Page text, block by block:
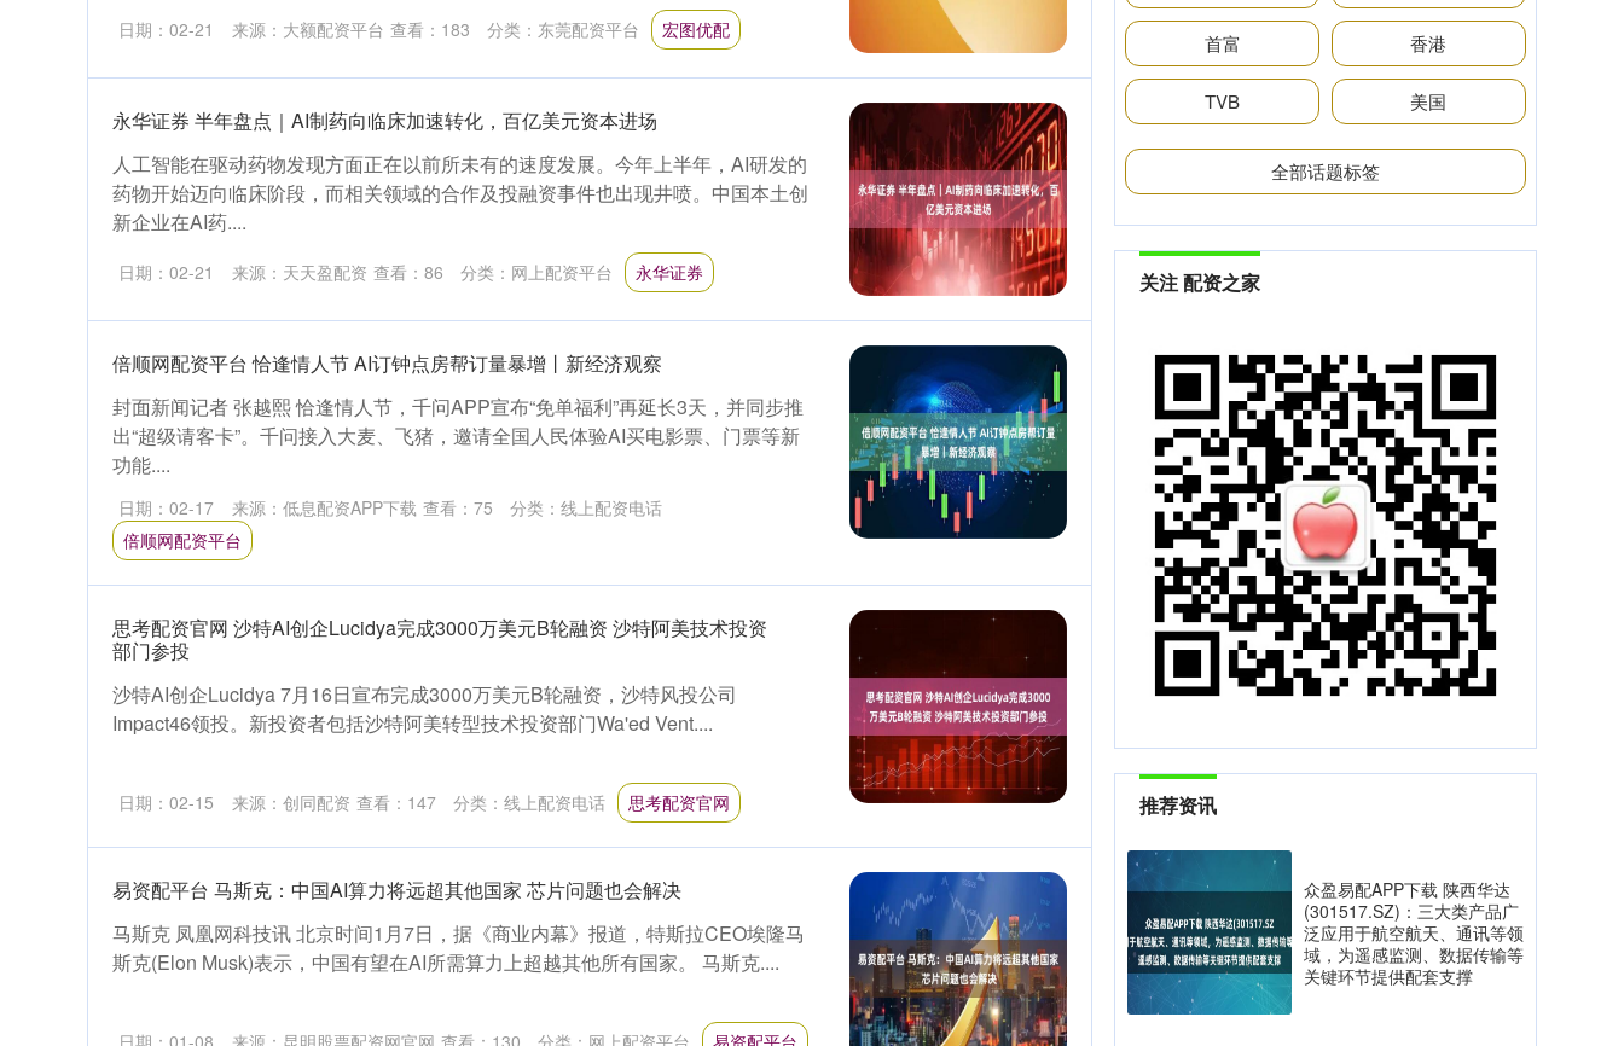
日期：02-21 来源：大额配资平台 查看： 183 分类： 东莞配资平台 宏图优配
永华证券 半年盘点｜AI制药向临床加速转化，百亿美元资本进场
人工智能在驱动药物发现方面正在以前所未有的速度发展。今年上半年，AI研发的
药物开始迈向临床阶段，而相关领域的合作及投融资事件也出现井喷。中国本土创
新企业在AI药....
日期：02-21 来源：天天盈配资 查看： 86 分类： 网上配资平台 永华证券
倍顺网配资平台 恰逢情人节 AI订钟点房帮订量暴增丨新经济观察
封面新闻记者 张越熙 恰逢情人节，千问APP宣布“免单福利”再延长3天，并同步推
出“超级请客卡”。千问接入大麦、飞猪，邀请全国人民体验AI买电影票、门票等新
功能....
日期：02-17 来源：低息配资APP下载 查看： 75 分类： 线上配资电话
倍顺网配资平台
思考配资官网 沙特AI创企Lucidya完成3000万美元B轮融资 沙特阿美技术投资
部门参投
沙特AI创企Lucidya 7月16日宣布完成3000万美元B轮融资，沙特风投公司
Impact46领投。新投资者包括沙特阿美转型技术投资部门Wa'ed Vent....
日期：02-15 来源：创同配资 查看： 147 分类： 线上配资电话 思考配资官网
易资配平台 马斯克：中国AI算力将远超其他国家 芯片问题也会解决
马斯克 凤凰网科技讯 北京时间1月7日，据《商业内幕》报道，特斯拉CEO埃隆马
斯克(Elon Musk)表示，中国有望在AI所需算力上超越其他所有国家。 马斯克....
首富 香港
TVB 美国
全部话题标签
关注 配资之家
推荐资讯
众盈易配APP下载 陕西华达
(301517.SZ)：三大类产品广
泛应用于航空航天、通讯等领
域，为遥感监测、数据传输等
关键环节提供配套支撑